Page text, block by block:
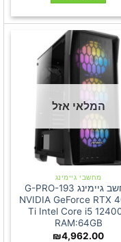
המלאי אזל
מחשבי גיימינג
מחשב גיימינג G-PRO-193
NVIDIA GeForce RTX
Ti Intel Core i5
RAM:64GB
₪4,962.00